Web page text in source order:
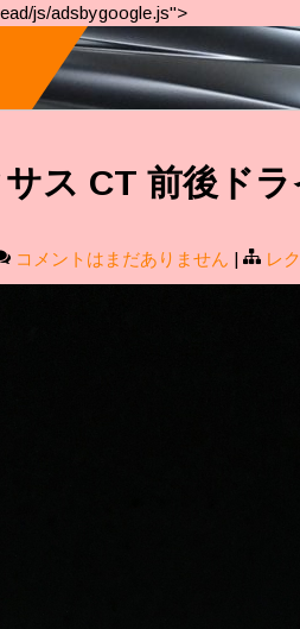
js/adsbygoogle.js">
ス CT 前後ド
コメントはまだありません | レ